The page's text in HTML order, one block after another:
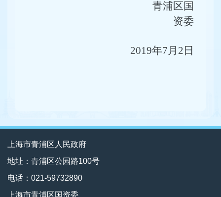
青浦区国
资委
2019年7月2日
上海市青浦区人民政府
地址：青浦区公园路100号
电话：021-59732890
上海市青浦区国资委